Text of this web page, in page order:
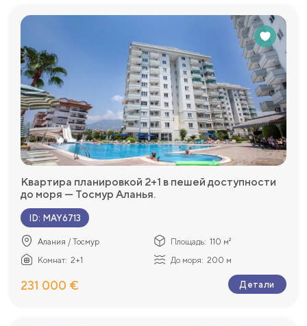
Квартира планировкой 2+1 в пешей доступности
до моря — Тосмур Аланья.
ID: MAY6713
Алания / Тосмур Площадь: 110 м²
Комнат: 2+1 До моря: 200 м
231 000 € Детали